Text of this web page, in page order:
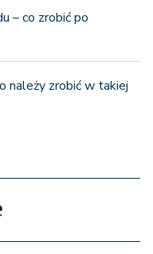
– co zrobić po
należy zrobić w takiej